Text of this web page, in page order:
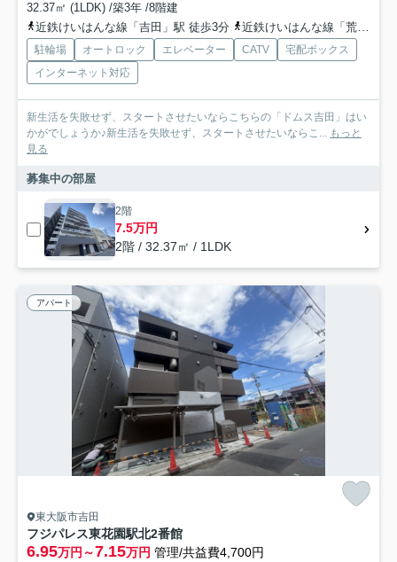
32.37㎡ (1LDK) /築3年 /8階建
近鉄けいはんな線「吉田」駅 徒歩3分
近鉄けいはんな線「荒本」駅 徒歩22分
駐輪場 オートロック エレベーター CATV
宅配ボックス
インターネット対応
新生活を失敗せず、スタートさせたいならこちらの「ドムス吉田」はい
かがでしょうか♪新生活を失敗せず、スタートさせたいならこ... もっと
見る
募集中の部屋
2階
7.5万円
2階 / 32.37㎡ / 1LDK
アパート
東大阪市吉田
フジパレス東花園駅北2番館
6.95万円～7.15万円 管理/共益費4,700円